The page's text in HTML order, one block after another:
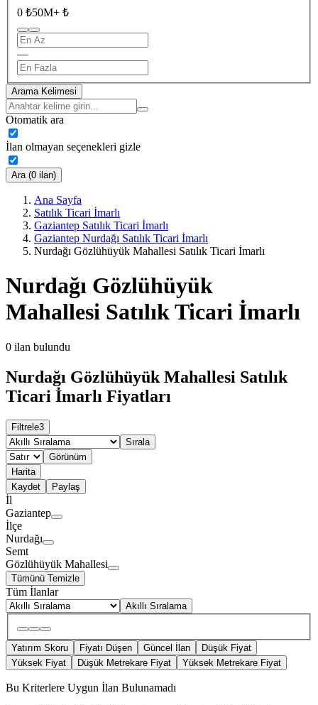
0 ₺50M+ ₺
—
Arama Kelimesi
Otomatik ara
İlan olmayan seçenekleri gizle
Ara (0 ilan)
Ana Sayfa
Satılık Ticari İmarlı
Gaziantep Satılık Ticari İmarlı
Gaziantep Nurdağı Satılık Ticari İmarlı
Nurdağı Gözlühüyük Mahallesi Satılık Ticari İmarlı
Nurdağı Gözlühüyük
Mahallesi Satılık Ticari İmarlı
0 ilan bulundu
Nurdağı Gözlühüyük Mahallesi Satılık
Ticari İmarlı Fiyatları
Filtrele3
Sırala
Görünüm
Harita
Kaydet
Paylaş
İl
Gaziantep
İlçe
Nurdağı
Semt
Gözlühüyük Mahallesi
Tümünü Temizle
Tüm İlanlar
Akıllı Sıralama
Yatırım Skoru Fiyatı Düşen Güncel İlan
Düşük Fiyat
Yüksek Fiyat
Düşük Metrekare Fiyat Yüksek Metrekare Fiyat
Bu Kriterlere Uygun İlan Bulunamadı